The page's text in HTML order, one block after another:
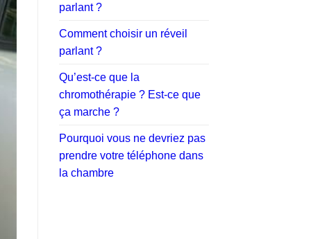
parlant ?
Comment choisir un réveil
parlant ?
Qu’est-ce que la
chromothérapie ? Est-ce que
ça marche ?
Pourquoi vous ne devriez pas
prendre votre téléphone dans
la chambre